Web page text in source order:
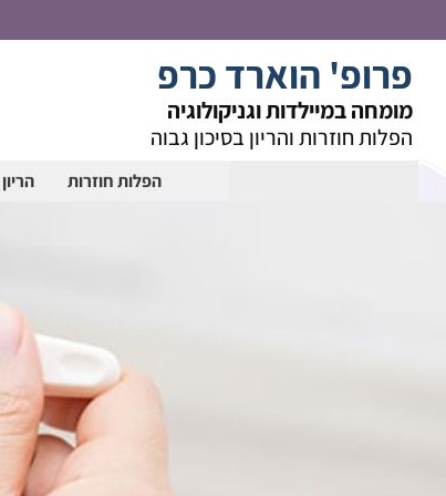
פרופ' הוארד כרפ
מומחה במיילדות וגניקולוגיה
הפלות חוזרות והריון בסיכון גבוה
הפלות חוזרות